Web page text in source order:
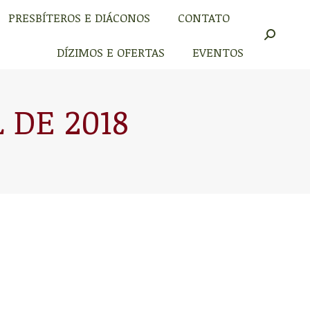
PRESBÍTEROS E DIÁCONOS CONTATO
DÍZIMOS E OFERTAS EVENTOS
Buscar
DE 2018
PRESBÍTEROS E DIÁCONOS
CONTATO
DÍZIMOS E OFERTAS
Buscar